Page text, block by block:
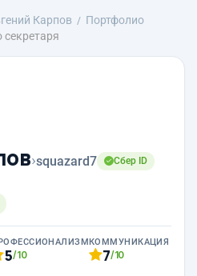
Карпов
Портфолио
секретаря
›squazard7
Сбер ID
5/10
КОММУНИКАЦИЯ
7/10